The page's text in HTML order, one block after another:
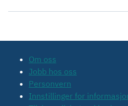
Om oss
Jobb hos oss
Personvern
Innstillinger for